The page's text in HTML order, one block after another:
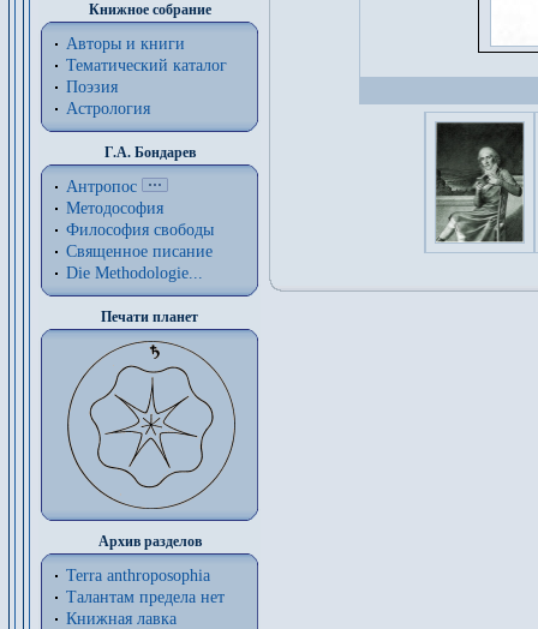
Книжное собрание
Авторы и книги
Тематический каталог
Поэзия
Астрология
Г.А. Бондарев
Антропос
Методософия
Философия cвободы
Священное писание
Die Methodologie...
Печати планет
Архив разделов
Terra anthroposophia
Талантам предела нет
Книжная лавка